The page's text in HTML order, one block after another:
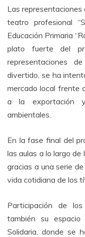
Las
teatro profesional
Educación Primaria
plato fuerte del
representaciones
divertido, se ha
mercado local frente
a la exportación
ambientales.
En la fase final del
las aulas a lo largo de
gracias a una serie
vida cotidiana de los
Participación de
también su
Solidaria, donde se